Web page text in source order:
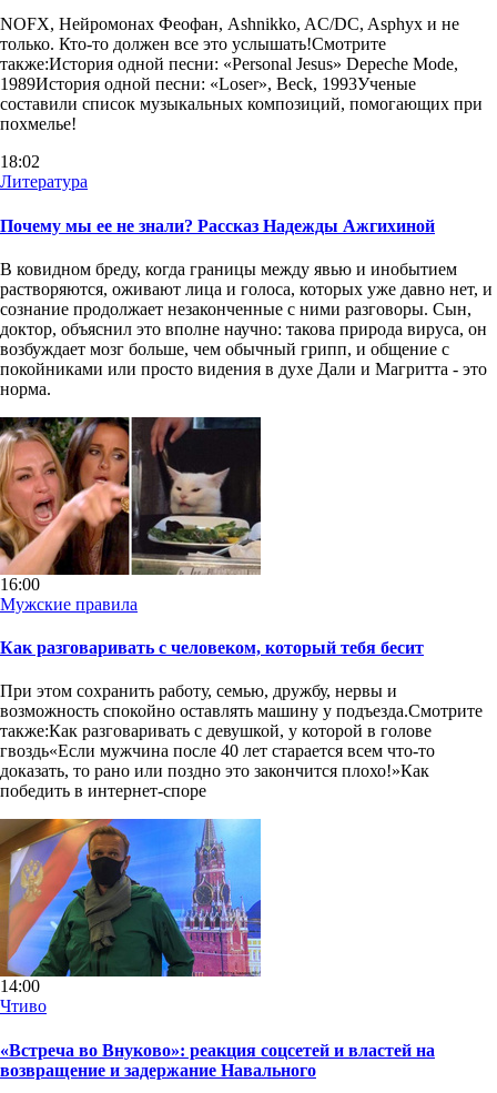
NOFX, Нейромонах Феофан, Ashnikko, AC/DC, Asphyx и не
только. Кто-то должен все это услышать!Смотрите
также:История одной песни: «Personal Jesus» Depeche Mode,
1989История одной песни: «Loser», Beck, 1993Ученые
составили список музыкальных композиций, помогающих при
похмелье!
18:02
Литература
Почему мы ее не знали? Рассказ Надежды Ажгихиной
В ковидном бреду, когда границы между явью и инобытием
растворяются, оживают лица и голоса, которых уже давно нет, и
сознание продолжает незаконченные с ними разговоры. Сын,
доктор, объяснил это вполне научно: такова природа вируса, он
возбуждает мозг больше, чем обычный грипп, и общение с
покойниками или просто видения в духе Дали и Магритта - это
норма.
16:00
Мужские правила
Как разговаривать с человеком, который тебя бесит
При этом сохранить работу, семью, дружбу, нервы и
возможность спокойно оставлять машину у подъезда.Смотрите
также:Как разговаривать с девушкой, у которой в голове
гвоздь«Если мужчина после 40 лет старается всем что-то
доказать, то рано или поздно это закончится плохо!»Как
победить в интернет-споре
14:00
Чтиво
«Встреча во Внуково»: реакция соцсетей и властей на
возвращение и задержание Навального